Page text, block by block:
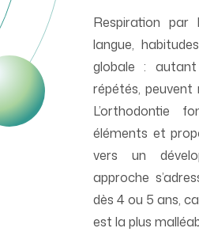
Respiration par
langue,
globale :
répétés, peuvent
L’orthodontie
éléments et
vers un
approche
dès 4 ou 5 ans,
est la plus